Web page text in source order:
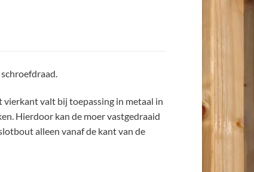
vierkant valt bij toepassing in metaal in
Hierdoor kan de moer vastgedraaid
alleen vanaf de kant van de